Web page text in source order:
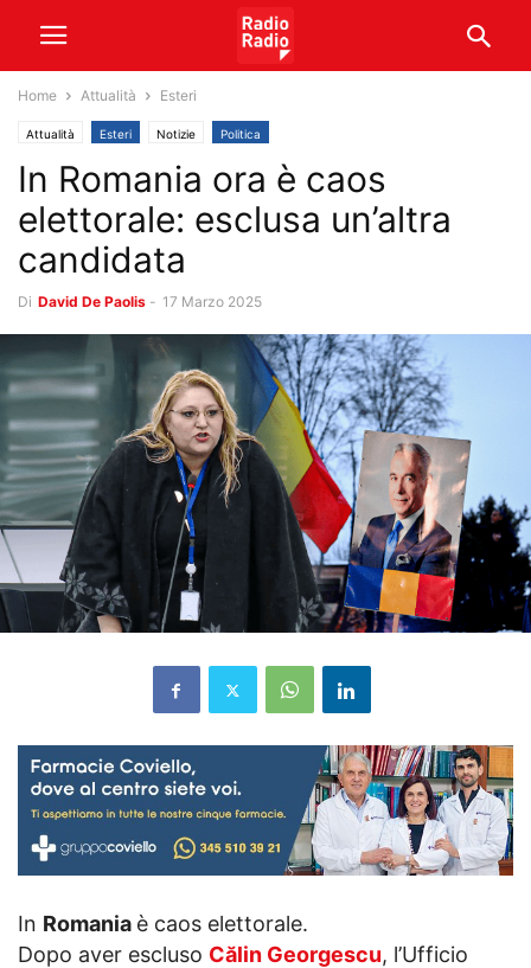
Home Attualità Esteri
Attualità Esteri Notizie Politica
In Romania ora è caos
elettorale: esclusa un’altra
candidata
Di David De Paolis - 17 Marzo 2025
In Romania è caos elettorale.
Dopo aver escluso Călin Georgescu, l’Ufficio